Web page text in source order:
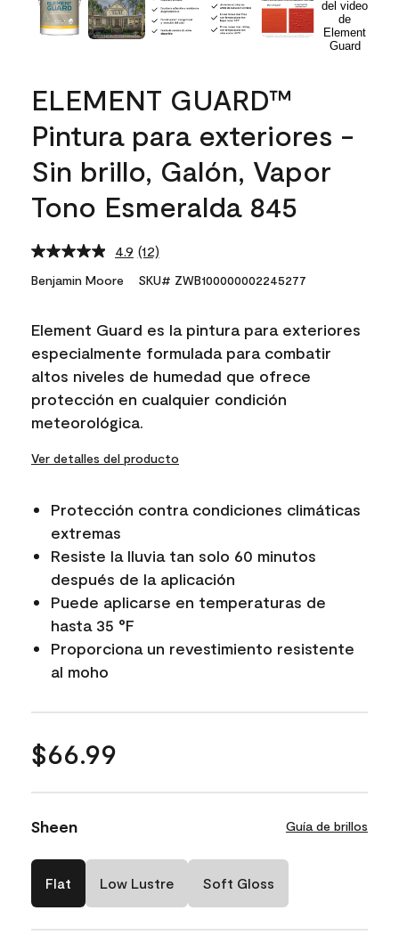
ELEMENT GUARD™
Pintura para exteriores -
Sin brillo, Galón, Vapor
Tono Esmeralda 845
4.9 Read
12
Reviews.
link.
(12)
Benjamin Moore SKU# ZWB100000002245277
Element Guard es la pintura para exteriores
especialmente formulada para combatir
altos niveles de humedad que ofrece
protección en cualquier condición
meteorológica.
Ver detalles del producto
Protección contra condiciones climáticas
extremas
Resiste la lluvia tan solo 60 minutos
después de la aplicación
Puede aplicarse en temperaturas de
hasta 35 °F
Proporciona un revestimiento resistente
al moho
$66.99
Sheen Guía de brillos
Flat Low Lustre Soft Gloss